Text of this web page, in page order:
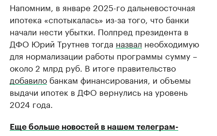
Напомним, в январе 2025-го дальневосточная
ипотека «спотыкалась» из-за того, что банки
начали нести убытки. Полпред президента в
ДФО Юрий Трутнев тогда назвал необходимую
для нормализации работы программы сумму –
около 2 млрд руб. В итоге правительство
добавило банкам финансирования, и объемы
выдачи ипотек в ДФО вернулись на уровень
2024 года.
Еще больше новостей в нашем телеграм-